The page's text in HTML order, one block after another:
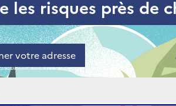
les risques près de
votre adresse
adresse exacte